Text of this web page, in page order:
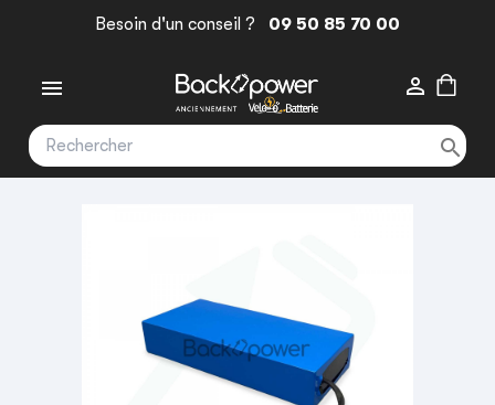
Besoin d'un conseil ? 09 50 85 70 00
 
